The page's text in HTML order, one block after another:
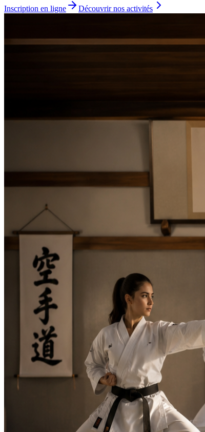
Inscription en ligne Découvrir nos activités